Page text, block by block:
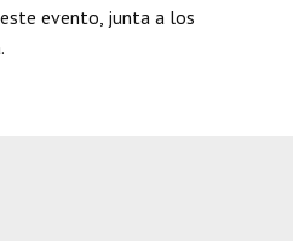
evento, junta a los